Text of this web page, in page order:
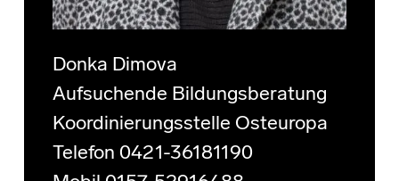
Donka Dimova
Aufsuchende Bildungsberatung
Koordinierungsstelle Osteuropa
Telefon 0421-36181190